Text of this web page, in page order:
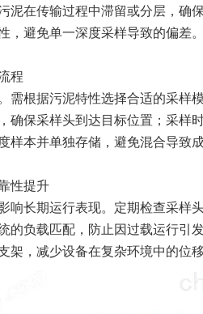
泥在传输过程中滞留或分层，确
避免单一深度采样导致的偏差。
程​​
根据污泥特性选择合适的采样
确保采样头到达目标位置；采样
本并单独存储，避免混合导致成
性提升​​
长期运行表现。定期检查采样
的负载匹配，防止因过载运行引
，减少设备在复杂环境中的位移